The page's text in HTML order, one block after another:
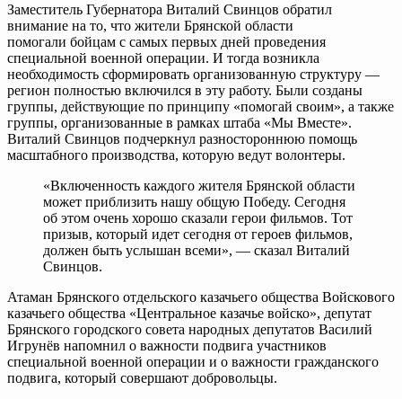
Заместитель Губернатора Виталий Свинцов обратил
внимание на то, что жители Брянской области
помогали бойцам с самых первых дней проведения
специальной военной операции. И тогда возникла
необходимость сформировать организованную структуру —
регион полностью включился в эту работу. Были созданы
группы, действующие по принципу «помогай своим», а также
группы, организованные в рамках штаба «Мы Вместе».
Виталий Свинцов подчеркнул разностороннюю помощь
масштабного производства, которую ведут волонтеры.
«Включенность каждого жителя Брянской области
может приблизить нашу общую Победу. Сегодня
об этом очень хорошо сказали герои фильмов. Тот
призыв, который идет сегодня от героев фильмов,
должен быть услышан всеми», — сказал Виталий
Свинцов.
Атаман Брянского отдельского казачьего общества Войскового
казачьего общества «Центральное казачье войско», депутат
Брянского городского совета народных депутатов Василий
Игрунёв напомнил о важности подвига участников
специальной военной операции и о важности гражданского
подвига, который совершают добровольцы.